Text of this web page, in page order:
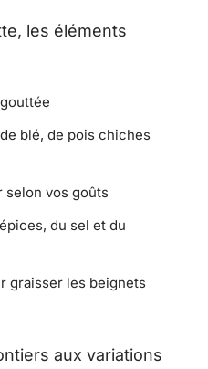
les éléments
blé, de pois chiches
selon vos goûts
du sel et du
graisser les beignets
aux variations